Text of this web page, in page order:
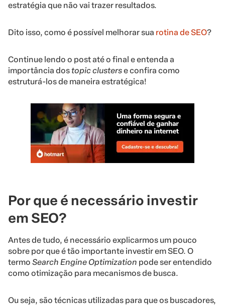
estratégia que não vai trazer resultados.
Dito isso, como é possível melhorar sua rotina de SEO?
Continue lendo o post até o final e entenda a
importância dostopic clusterse confira como
estruturá-los de maneira estratégica!
Por que é necessário investir
em SEO?
Antes de tudo, é necessário explicarmos um pouco
sobre por que é tão importante investir em SEO. O
termo Search Engine Optimization pode ser entendido
como otimização para mecanismos de busca.
Ou seja, são técnicas utilizadas para que os buscadores,